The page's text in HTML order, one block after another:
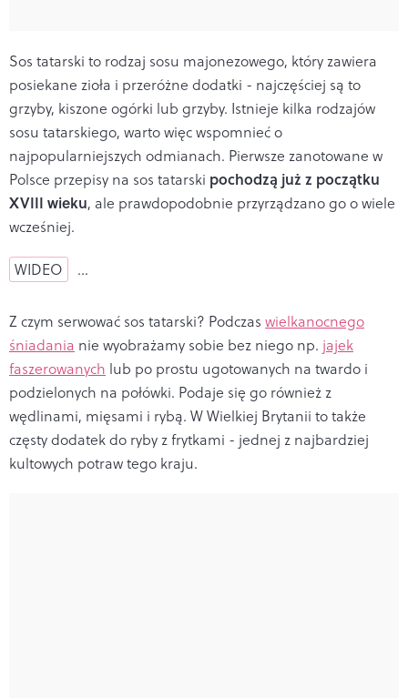
Sos tatarski to rodzaj sosu majonezowego, który zawiera
posiekane zioła i przeróżne dodatki - najczęściej są to
grzyby, kiszone ogórki lub grzyby. Istnieje kilka rodzajów
sosu tatarskiego, warto więc wspomnieć o
najpopularniejszych odmianach. Pierwsze zanotowane w
Polsce przepisy na sos tatarski pochodzą już z początku
XVIII wieku, ale prawdopodobnie przyrządzano go o wiele
wcześniej.
WIDEO …
Z czym serwować sos tatarski? Podczas wielkanocnego
śniadania nie wyobrażamy sobie bez niego np. jajek
faszerowanych lub po prostu ugotowanych na twardo i
podzielonych na połówki. Podaje się go również z
wędlinami, mięsami i rybą. W Wielkiej Brytanii to także
częsty dodatek do ryby z frytkami - jednej z najbardziej
kultowych potraw tego kraju.